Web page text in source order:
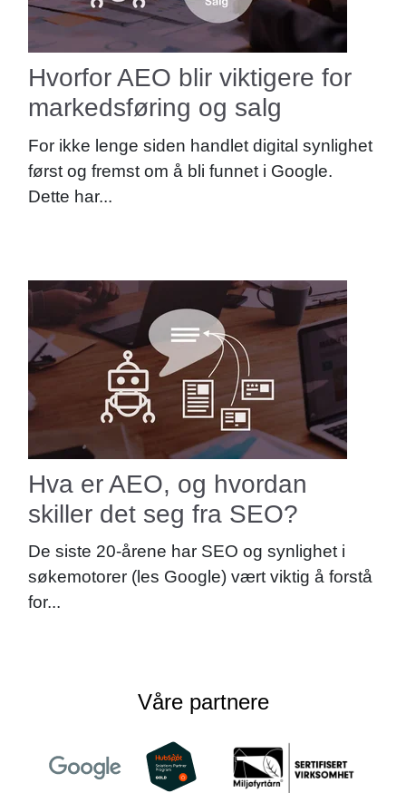
Hvorfor AEO blir viktigere for
markedsføring og salg
For ikke lenge siden handlet digital synlighet
først og fremst om å bli funnet i Google.
Dette har...
Hva er AEO, og hvordan
skiller det seg fra SEO?
De siste 20-årene har SEO og synlighet i
søkemotorer (les Google) vært viktig å forstå
for...
Våre partnere